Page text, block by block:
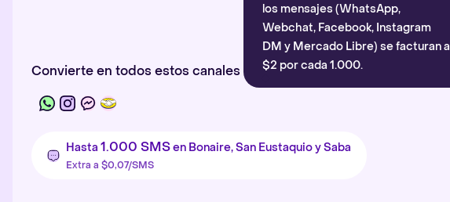
Convierte en todos estos canales
los mensajes (WhatsApp,
Webchat, Facebook, Instagram
DM y Mercado Libre) se facturan a
$2 por cada 1.000.
Hasta 1.000 SMSen Bonaire, San Eustaquio y Saba
Extra a $0,07/SMS